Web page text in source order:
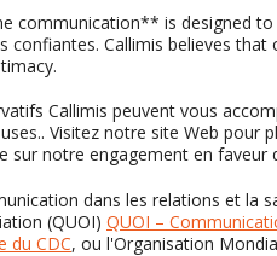
communication** is designed
confiantes. Callimis believes
.
Callimis peuvent vous
Visitez notre site Web pour
sur notre engagement en faveur
dans les relations et la
(QUOI) QUOI –
du CDC, ou l'Organisation